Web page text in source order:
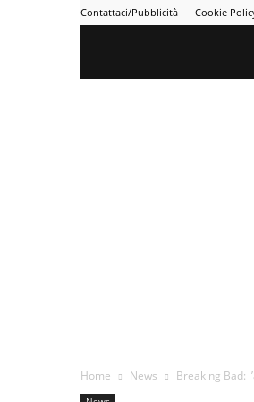
Contattaci/Pubblicità Cookie
Home News Breaking Bad: